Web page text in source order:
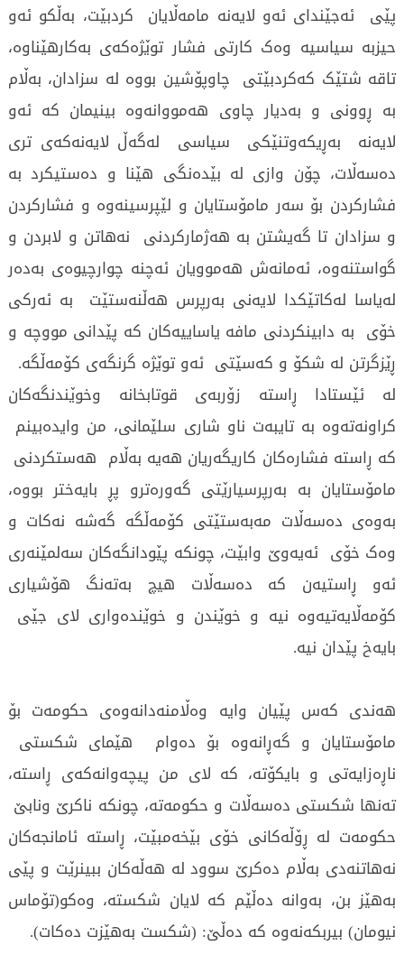
پێی ئەجێندای ئەو لایەنە مامەڵایان کردبێت، بەڵکو ئەو
حیزبە سیاسیە وەک کارتی فشار توێژەکەی بەکارهێناوە،
تاقە شتێک کەکردبێتی چاوپۆشین بووە لە سزادان، بەڵام
بە ڕوونی و بەدیار چاوی هەمووانەوە بینیمان کە ئەو
لایەنە بەڕیکەوتنێکی سیاسی لەگەڵ لایەنەکەی تری
دەسەڵات، چۆن وازی لە بێدەنگی هێنا و دەستیکرد بە
فشارکردن بۆ سەر مامۆستایان و لێپرسینەوە و فشارکردن
و سزادان تا گەیشتن بە هەژمارکردنی نەهاتن و لابردن و
گواستنەوە، ئەمانەش هەموویان ئەچنە چوارچیوەی بەدەر
لەیاسا لەکاتێکدا لایەنی بەرپرس هەڵنەستێت بە ئەرکی
خۆی بە دابینکردنی مافە یاساییەکان کە پێدانی مووچە و
ڕێزگرتن لە شکۆ و کەسێتی ئەو توێژە گرنگەی کۆمەڵگە.
لە ئێستادا ڕاستە زۆربەی قوتابخانە وخوێندنگەکان
کراونەتەوە بە تایبەت ناو شاری سلێمانی، من وایدەبینم
کە ڕاستە فشارەکان کاریگەریان هەیە بەڵام هەستکردنی
مامۆستایان بە بەرپرسیارێتی گەورەترو پڕ بایەختر بووە،
بەوەی دەسەڵات مەبەستێتی کۆمەڵگە گەشە نەکات و
وەک خۆی ئەیەوێ وابێت، چونکە پێودانگەکان سەلمێنەری
ئەو ڕاستیەن کە دەسەڵات هیچ بەتەنگ هۆشیاری
کۆمەڵایەتیەوە نیە و خوێندن و خوێندەواری لای جێی
بایەخ پێدان نیە.
هەندی کەس پێیان وایە وەڵامنەدانەوەی حکومەت بۆ
مامۆستایان و گەڕانەوە بۆ دەوام هێمای شکستی
ناڕەزایەتی و بایکۆتە، کە لای من پیچەوانەکەی ڕاستە،
تەنها شکستی دەسەڵات و حکومەتە، چونکە ناکرێ ونابێ
حکومەت لە ڕۆڵەکانی خۆی بێخەمبێت، ڕاستە ئامانجەکان
نەهاتنەدی بەڵام دەکرێ سوود لە هەڵەکان ببینرێت و پێی
بەهێز بن، بەوانە دەڵێم کە لایان شکستە، وەکو(تۆماس
نیومان) بیربکەنەوە کە دەڵێ: (شکست بەهێزت دەکات).